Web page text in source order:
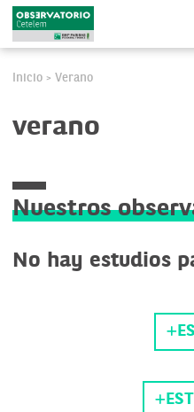
Inicio > Verano
verano
Nuestros
No hay estudios